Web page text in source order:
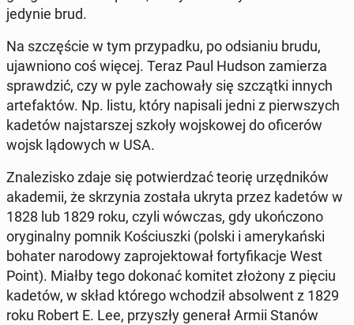
jedynie brud.
Na szczę­ście w tym przy­pad­ku, po od­sia­niu brudu,
ujaw­nio­no coś więcej. Teraz Paul Hudson za­mie­rza
spraw­dzić, czy w pyle za­cho­wa­ły się szcząt­ki innych
ar­te­fak­tów. Np. listu, który na­pi­sa­li jedni z pierw­szych
kadetów naj­star­szej szkoły woj­sko­wej do ofi­ce­rów
wojsk lą­do­wych w USA.
Zna­le­zi­sko zdaje się po­twier­dzać teorię urzęd­ni­ków
aka­de­mii, że skrzy­nia została ukryta przez kadetów w
1828 lub 1829 roku, czyli wówczas, gdy ukoń­czo­no
ory­gi­nal­ny pomnik Ko­ściusz­ki (polski i ame­ry­kań­ski
bohater na­ro­do­wy za­pro­jek­to­wał for­ty­fi­ka­cje West
Point). Miałby tego dokonać komitet złożony z pięciu
kadetów, w skład którego wcho­dził ab­sol­went z 1829
roku Robert E. Lee, przy­szły generał Armii Stanów